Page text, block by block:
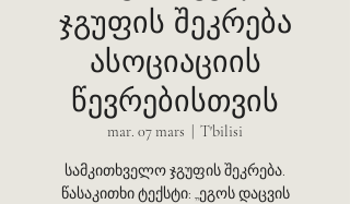
ჯგუფის შეკრება
ასოციაციის
წევრებისთვის
mar. 07 mars T'bilisi
სამკითხველო ჯგუფის შეკრება.
წასაკითხი ტექსტი: „ეგოს დაცვის